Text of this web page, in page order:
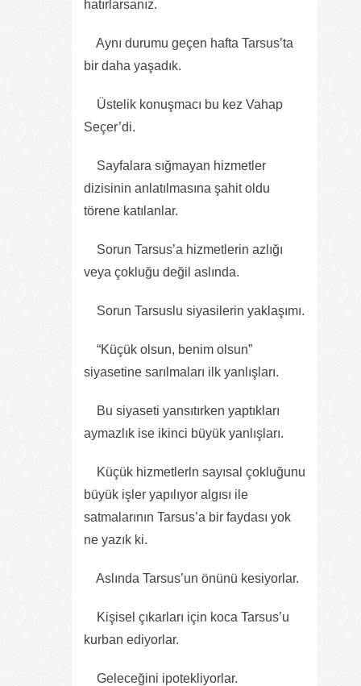
hatırlarsanız.
Aynı durumu geçen hafta Tarsus’ta
bir daha yaşadık.
Üstelik konuşmacı bu kez Vahap
Seçer’di.
Sayfalara sığmayan hizmetler
dizisinin anlatılmasına şahit oldu
törene katılanlar.
Sorun Tarsus’a hizmetlerin azlığı
veya çokluğu değil aslında.
Sorun Tarsuslu siyasilerin yaklaşımı.
“Küçük olsun, benim olsun”
siyasetine sarılmaları ilk yanlışları.
Bu siyaseti yansıtırken yaptıkları
aymazlık ise ikinci büyük yanlışları.
Küçük hizmetlerln sayısal çokluğunu
büyük işler yapılıyor algısı ile
satmalarının Tarsus’a bir faydası yok
ne yazık ki.
Aslında Tarsus’un önünü kesiyorlar.
Kişisel çıkarları için koca Tarsus’u
kurban ediyorlar.
Geleceğini ipotekliyorlar.